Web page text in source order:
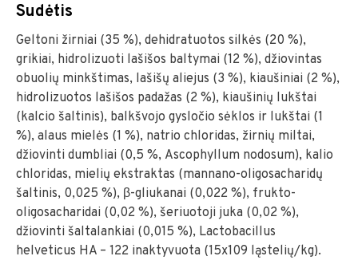
Sudėtis
Geltoni žirniai (35 %), dehidratuotos silkės (20 %),
grikiai, hidrolizuoti lašišos baltymai (12 %), džiovintas
obuolių minkštimas, lašišų aliejus (3 %), kiaušiniai (2 %),
hidrolizuotos lašišos padažas (2 %), kiaušinių lukštai
(kalcio šaltinis), balkšvojo gysločio sėklos ir lukštai (1
%), alaus mielės (1 %), natrio chloridas, žirnių miltai,
džiovinti dumbliai (0,5 %, Ascophyllum nodosum), kalio
chloridas, mielių ekstraktas (mannano-oligosacharidų
šaltinis, 0,025 %), β-gliukanai (0,022 %), frukto-
oligosacharidai (0,02 %), šeriuotoji juka (0,02 %),
džiovinti šaltalankiai (0,015 %), Lactobacillus
helveticus HA – 122 inaktyvuota (15x109 ląstelių/kg).